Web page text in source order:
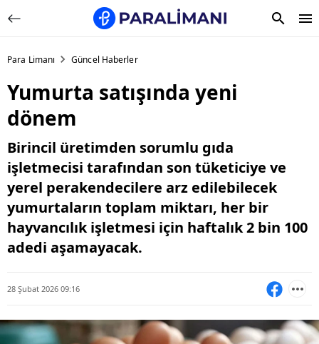
Para Limanı Güncel Haberler
Yumurta satışında yeni
dönem
Birincil üretimden sorumlu gıda
işletmecisi tarafından son tüketiciye ve
yerel perakendecilere arz edilebilecek
yumurtaların toplam miktarı, her bir
hayvancılık işletmesi için haftalık 2 bin 100
adedi aşamayacak.
28 Şubat 2026 09:16